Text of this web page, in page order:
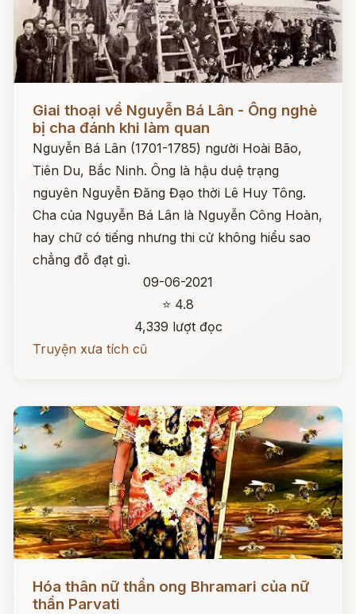
Giai thoại về Nguyễn Bá Lân - Ông nghè
bị cha đánh khi làm quan
Nguyễn Bá Lân (1701-1785) người Hoài Bão,
Tiên Du, Bắc Ninh. Ông là hậu duệ trạng
nguyên Nguyễn Đăng Đạo thời Lê Huy Tông.
Cha của Nguyễn Bá Lân là Nguyễn Công Hoàn,
hay chữ có tiếng nhưng thi cử không hiểu sao
chẳng đỗ đạt gì.
09-06-2021
⭐ 4.8
4,339 lượt đọc
Truyện xưa tích cũ
Hóa thân nữ thần ong Bhramari của nữ
thần Parvati